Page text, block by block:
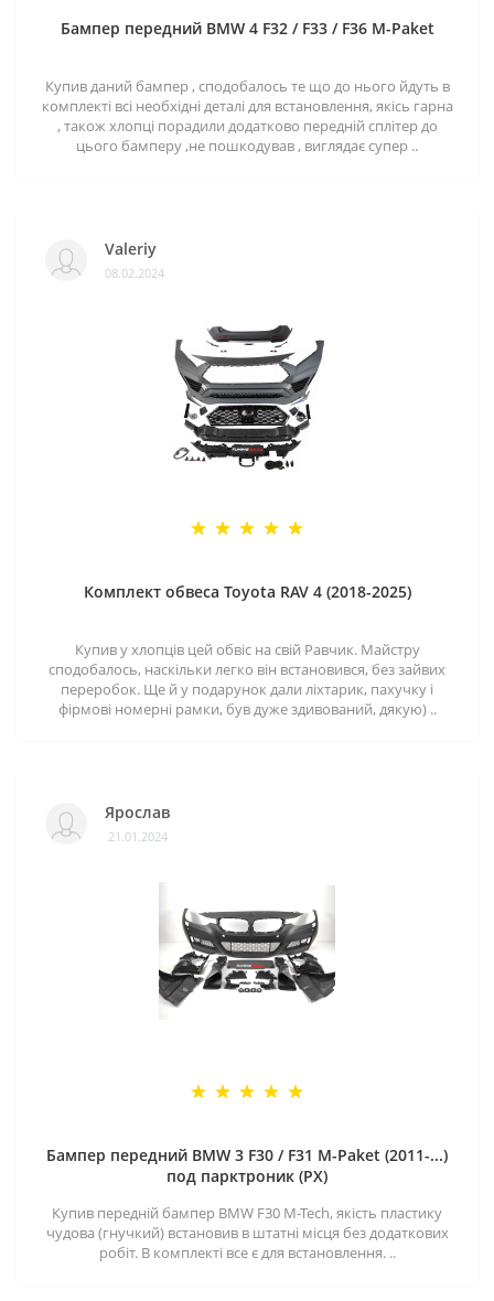
Бампер передний BMW 4 F32 / F33 / F36 M-Paket
Купив даний бампер , сподобалось те що до нього йдуть в
комплекті всі необхідні деталі для встановлення, якісь гарна
, також хлопці порадили додатково передній сплітер до
цього бамперу ,не пошкодував , виглядає супер ..
Valeriy
08.02.2024
Комплект обвеса Toyota RAV 4 (2018-2025)
Купив у хлопців цей обвіс на свій Равчик. Майстру
сподобалось, наскільки легко він встановився, без зайвих
переробок. Ще й у подарунок дали ліхтарик, пахучку і
фірмові номерні рамки, був дуже здивований, дякую) ..
Ярослав
21.01.2024
Бампер передний BMW 3 F30 / F31 M-Paket (2011-...)
под парктроник (PX)
Купив передній бампер BMW F30 M-Tech, якість пластику
чудова (гнучкий) встановив в штатні місця без додаткових
робіт. В комплекті все є для встановлення. ..